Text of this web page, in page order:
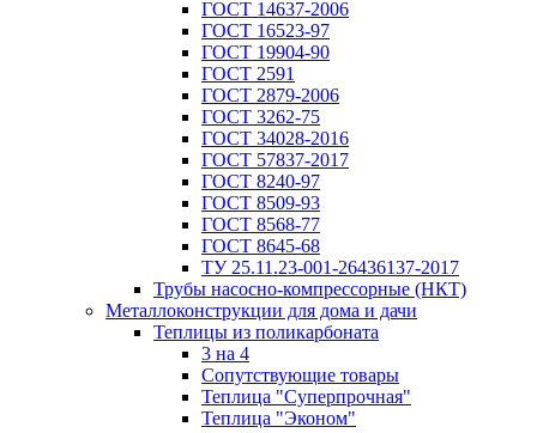
ГОСТ 14637-2006
ГОСТ 16523-97
ГОСТ 19904-90
ГОСТ 2591
ГОСТ 2879-2006
ГОСТ 3262-75
ГОСТ 34028-2016
ГОСТ 57837-2017
ГОСТ 8240-97
ГОСТ 8509-93
ГОСТ 8568-77
ГОСТ 8645-68
ТУ 25.11.23-001-26436137-2017
Трубы насосно-компрессорные (НКТ)
Металлоконструкции для дома и дачи
Теплицы из поликарбоната
3 на 4
Сопутствующие товары
Теплица "Суперпрочная"
Теплица "Эконом"